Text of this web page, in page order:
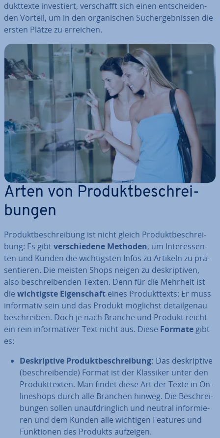
dukt­tex­te in­ves­tiert, ver­schafft sich einen ent­schei­den­
den Vorteil, um in den or­ga­ni­schen Such­ergeb­nis­sen die
ersten Plätze zu erreichen.
Arten von Pro­dukt­be­schrei­
bun­gen
Pro­dukt­be­schrei­bung ist nicht gleich Pro­dukt­be­schrei­
bung: Es gibtver­schie­de­ne Methoden, um In­ter­es­sen­
ten und Kunden die wich­tigs­ten Infos zu Artikeln zu prä­
sen­tie­ren. Die meisten Shops neigen zu de­skrip­ti­ven,
also be­schrei­ben­den Texten. Denn für die Mehrheit ist
die wich­tigs­te Ei­gen­schaft eines Pro­dukt­texts: Er muss
in­for­ma­tiv sein und das Produkt möglichst de­tail­ge­nau
be­schrei­ben. Doch je nach Branche und Produkt reicht
ein rein in­for­ma­ti­ver Text nicht aus. Diese Formate gibt
es:
De­skrip­ti­ve Pro­dukt­be­schrei­bung: Das de­skrip­ti­ve
(be­schrei­ben­de) Format ist der Klassiker unter den
Pro­dukt­tex­ten. Man findet diese Art der Texte in On­
line­shops durch alle Branchen hinweg. Die Be­schrei­
bun­gen sollen un­auf­dring­lich und neutral in­for­mie­
ren und dem Kunden alle wichtigen Features und
Funk­tio­nen des Produkts aufzeigen.